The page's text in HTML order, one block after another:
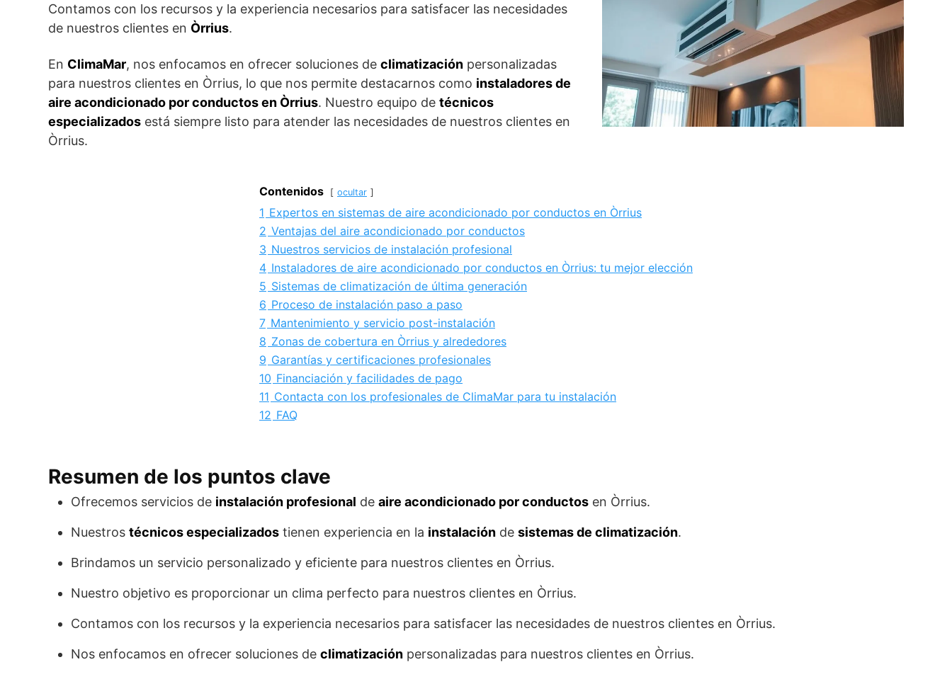
Contamos con los recursos y la experiencia necesarios para satisfacer las necesidades
de nuestros clientes en Òrrius.
En ClimaMar, nos enfocamos en ofrecer soluciones de climatización personalizadas
para nuestros clientes en Òrrius, lo que nos permite destacarnos como instaladores de
aire acondicionado por conductos en Òrrius. Nuestro equipo de técnicos
especializados está siempre listo para atender las necesidades de nuestros clientes en
Òrrius.
Contenidos ocultar
1 Expertos en sistemas de aire acondicionado por conductos en Òrrius
2 Ventajas del aire acondicionado por conductos
3 Nuestros servicios de instalación profesional
4 Instaladores de aire acondicionado por conductos en Òrrius: tu mejor elección
5 Sistemas de climatización de última generación
6 Proceso de instalación paso a paso
7 Mantenimiento y servicio post-instalación
8 Zonas de cobertura en Òrrius y alrededores
9 Garantías y certificaciones profesionales
10 Financiación y facilidades de pago
11 Contacta con los profesionales de ClimaMar para tu instalación
12 FAQ
Resumen de los puntos clave
Ofrecemos servicios de instalación profesional de aire acondicionado por conductos en Òrrius.
Nuestros técnicos especializados tienen experiencia en la instalación de sistemas de climatización.
Brindamos un servicio personalizado y eficiente para nuestros clientes en Òrrius.
Nuestro objetivo es proporcionar un clima perfecto para nuestros clientes en Òrrius.
Contamos con los recursos y la experiencia necesarios para satisfacer las necesidades de nuestros clientes en Òrrius.
Nos enfocamos en ofrecer soluciones de climatización personalizadas para nuestros clientes en Òrrius.